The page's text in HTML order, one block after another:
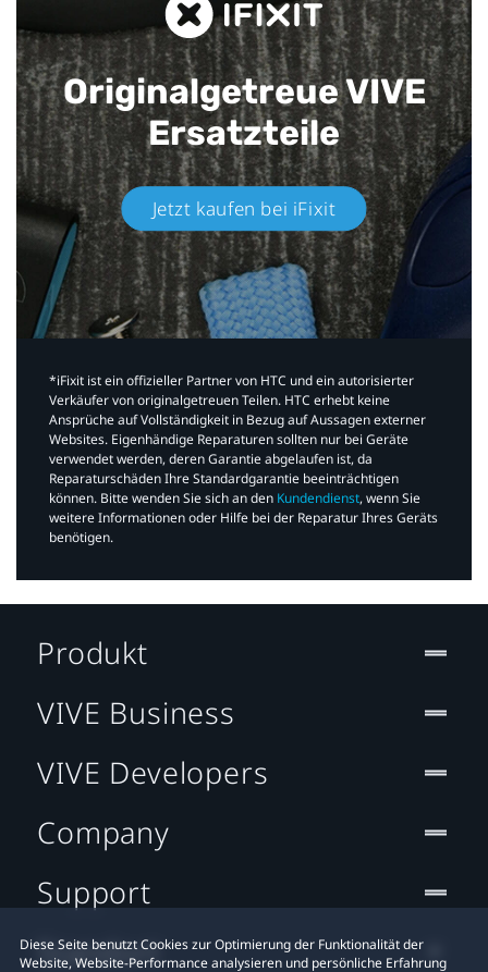
Originalgetreue VIVE
Ersatzteile
Jetzt kaufen bei iFixit​
*iFixit ist ein offizieller Partner von HTC und ein autorisierter
Verkäufer von originalgetreuen Teilen. HTC erhebt keine
Ansprüche auf Vollständigkeit in Bezug auf Aussagen externer
Websites. Eigenhändige Reparaturen sollten nur bei Geräte
verwendet werden, deren Garantie abgelaufen ist, da
Reparaturschäden Ihre Standardgarantie beeinträchtigen
können. Bitte wenden Sie sich an den Kundendienst, wenn Sie
weitere Informationen oder Hilfe bei der Reparatur Ihres Geräts
benötigen.​
Diese Seite benutzt Cookies zur Optimierung der Funktionalität der
Website, Website-Performance analysieren und persönliche Erfahrung
Produkt
VIVE Business
VIVE Developers
Company
Support
Standort